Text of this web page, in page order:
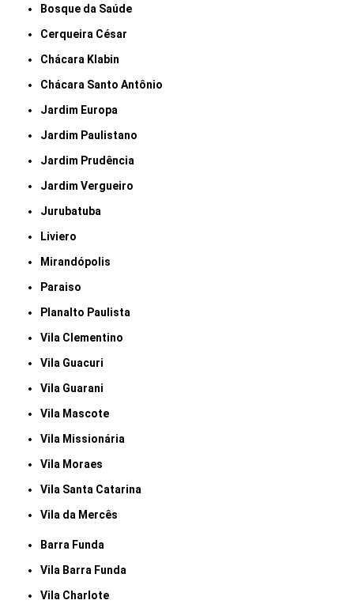
Bosque da Saúde
Cerqueira César
Chácara Klabin
Chácara Santo Antônio
Jardim Europa
Jardim Paulistano
Jardim Prudência
Jardim Vergueiro
Jurubatuba
Liviero
Mirandópolis
Paraiso
Planalto Paulista
Vila Clementino
Vila Guacuri
Vila Guarani
Vila Mascote
Vila Missionária
Vila Moraes
Vila Santa Catarina
Vila da Mercês
Barra Funda
Vila Barra Funda
Vila Charlote